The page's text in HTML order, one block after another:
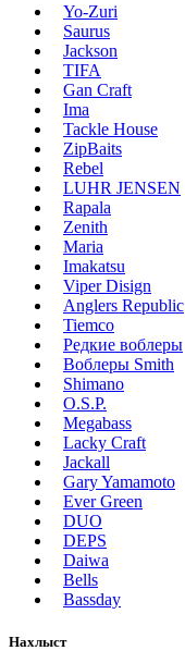
Yo-Zuri
Saurus
Jackson
TIFA
Gan Craft
Ima
Tackle House
ZipBaits
Rebel
LUHR JENSEN
Rapala
Zenith
Maria
Imakatsu
Viper Disign
Anglers Republic
Tiemco
Редкие воблеры
Воблеры Smith
Shimano
O.S.P.
Megabass
Lacky Craft
Jackall
Gary Yamamoto
Ever Green
DUO
DEPS
Daiwa
Bells
Bassday
Нахлыст